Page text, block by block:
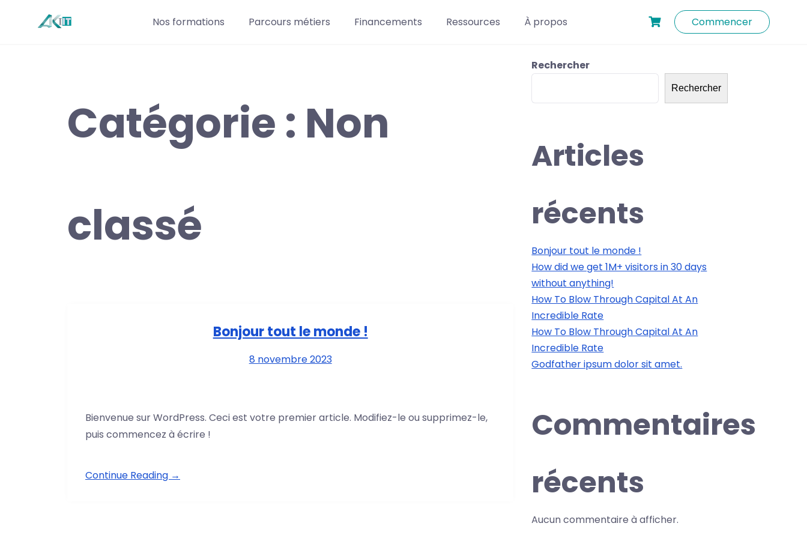
Nos formations Parcours métiers Financements Ressources À propos Commencer
Catégorie : Non
classé
Bonjour tout le monde !
8 novembre 2023
Bienvenue sur WordPress. Ceci est votre premier article. Modifiez-le ou supprimez-le,
puis commencez à écrire !
Continue Reading →
Rechercher
Rechercher
Articles
récents
Bonjour tout le monde !
How did we get 1M+ visitors in 30 days
without anything!
How To Blow Through Capital At An
Incredible Rate
How To Blow Through Capital At An
Incredible Rate
Godfather ipsum dolor sit amet.
Commentaires
récents
Aucun commentaire à afficher.